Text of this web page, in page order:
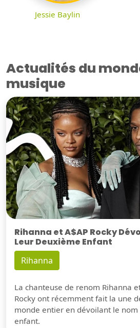
Jessie Baylin
Actualités du
musique
Rihanna et A$AP Rocky
Leur Deuxième Enfant
Rihanna
La chanteuse de renom Rihanna
Rocky ont récemment fait la une
monde entier en dévoilant le
enfant.